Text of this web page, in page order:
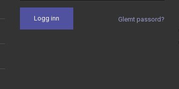
Glemt passord?